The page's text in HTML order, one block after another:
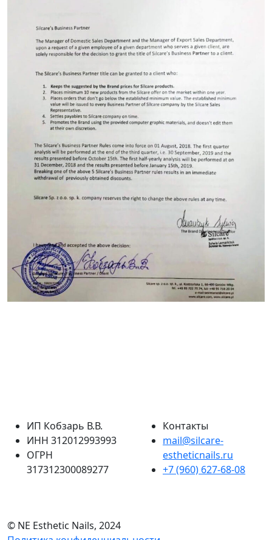
ИП Кобзарь В.В.
ИНН 312012993993
ОГРН
317312300089277
Контакты
mail@silcare-
estheticnails.ru
+7 (960) 627-68-08
© NE Esthetic Nails, 2024